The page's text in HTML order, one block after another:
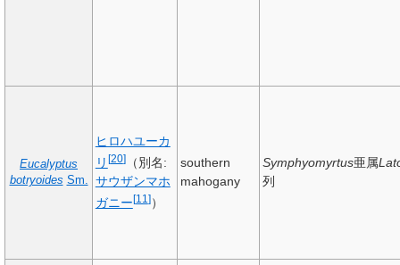
Eucalyptus
botryoides Sm.
ヒロハユーカ
リ [20]（別名:
サウザンマホ
ガニー[11 ]）
southern
mahogany
Symphyomyrtus亜属
列